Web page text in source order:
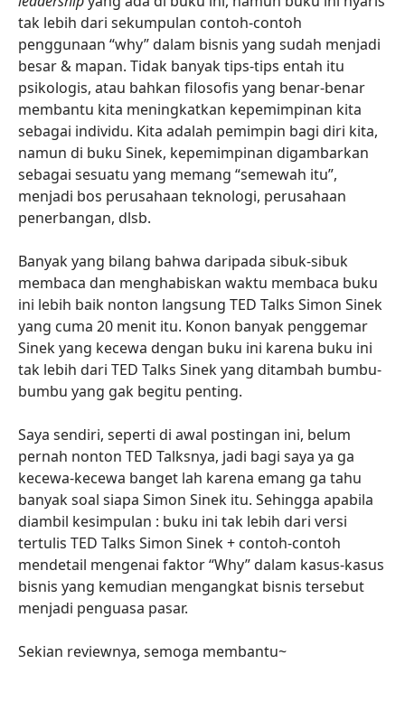
tak lebih dari sekumpulan contoh-contoh
penggunaan “why” dalam bisnis yang sudah menjadi
besar & mapan. Tidak banyak tips-tips entah itu
psikologis, atau bahkan filosofis yang benar-benar
membantu kita meningkatkan kepemimpinan kita
sebagai individu. Kita adalah pemimpin bagi diri kita,
namun di buku Sinek, kepemimpinan digambarkan
sebagai sesuatu yang memang “semewah itu”,
menjadi bos perusahaan teknologi, perusahaan
penerbangan, dlsb.
Banyak yang bilang bahwa daripada sibuk-sibuk
membaca dan menghabiskan waktu membaca buku
ini lebih baik nonton langsung TED Talks Simon Sinek
yang cuma 20 menit itu. Konon banyak penggemar
Sinek yang kecewa dengan buku ini karena buku ini
tak lebih dari TED Talks Sinek yang ditambah bumbu-
bumbu yang gak begitu penting.
Saya sendiri, seperti di awal postingan ini, belum
pernah nonton TED Talksnya, jadi bagi saya ya ga
kecewa-kecewa banget lah karena emang ga tahu
banyak soal siapa Simon Sinek itu. Sehingga apabila
diambil kesimpulan : buku ini tak lebih dari versi
tertulis TED Talks Simon Sinek + contoh-contoh
mendetail mengenai faktor “Why” dalam kasus-kasus
bisnis yang kemudian mengangkat bisnis tersebut
menjadi penguasa pasar.
Sekian reviewnya, semoga membantu~